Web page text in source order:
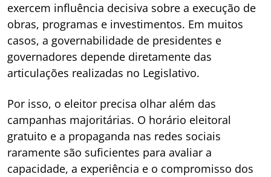
exercem influência decisiva sobre a execução de
obras, programas e investimentos. Em muitos
casos, a governabilidade de presidentes e
governadores depende diretamente das
articulações realizadas no Legislativo.
Por isso, o eleitor precisa olhar além das
campanhas majoritárias. O horário eleitoral
gratuito e a propaganda nas redes sociais
raramente são suficientes para avaliar a
capacidade, a experiência e o compromisso dos